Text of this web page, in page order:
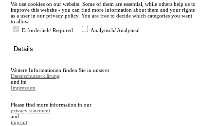
en
A
A
We use cookies on our website. Some of them are essential, while others help us to
improve this website - you can find more information about them and your rights
as a user in our privacy policy. You are free to decide which categories you want
to allow.
Erforderlich/ Required
Analytisch/ Analytical
Details
Weitere Informationen finden Sie in unserer
Datenschutzerklärung
und im
Impressum
Please find more information in our
privacy statement
and
imprint